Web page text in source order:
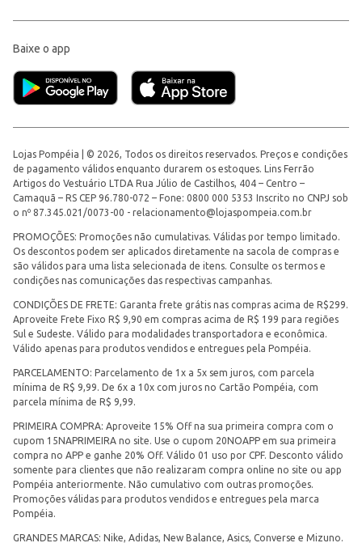
Baixe o app
Lojas Pompéia | © 2026, Todos os direitos reservados. Preços e condições
de pagamento válidos enquanto durarem os estoques. Lins Ferrão
Artigos do Vestuário LTDA Rua Júlio de Castilhos, 404 – Centro –
Camaquã – RS CEP 96.780-072 – Fone: 0800 000 5353 Inscrito no CNPJ sob
o nº 87.345.021/0073-00 - relacionamento@lojaspompeia.com.br
PROMOÇÕES: Promoções não cumulativas. Válidas por tempo limitado.
Os descontos podem ser aplicados diretamente na sacola de compras e
são válidos para uma lista selecionada de itens. Consulte os termos e
condições nas comunicações das respectivas campanhas.
CONDIÇÕES DE FRETE: Garanta frete grátis nas compras acima de R$299.
Aproveite Frete Fixo R$ 9,90 em compras acima de R$ 199 para regiões
Sul e Sudeste. Válido para modalidades transportadora e econômica.
Válido apenas para produtos vendidos e entregues pela Pompéia.
PARCELAMENTO: Parcelamento de 1x a 5x sem juros, com parcela
mínima de R$ 9,99. De 6x a 10x com juros no Cartão Pompéia, com
parcela mínima de R$ 9,99.
PRIMEIRA COMPRA: Aproveite 15% Off na sua primeira compra com o
cupom 15NAPRIMEIRA no site. Use o cupom 20NOAPP em sua primeira
compra no APP e ganhe 20% Off. Válido 01 uso por CPF. Desconto válido
somente para clientes que não realizaram compra online no site ou app
Pompéia anteriormente. Não cumulativo com outras promoções.
Promoções válidas para produtos vendidos e entregues pela marca
Pompéia.
GRANDES MARCAS: Nike, Adidas, New Balance, Asics, Converse e Mizuno.